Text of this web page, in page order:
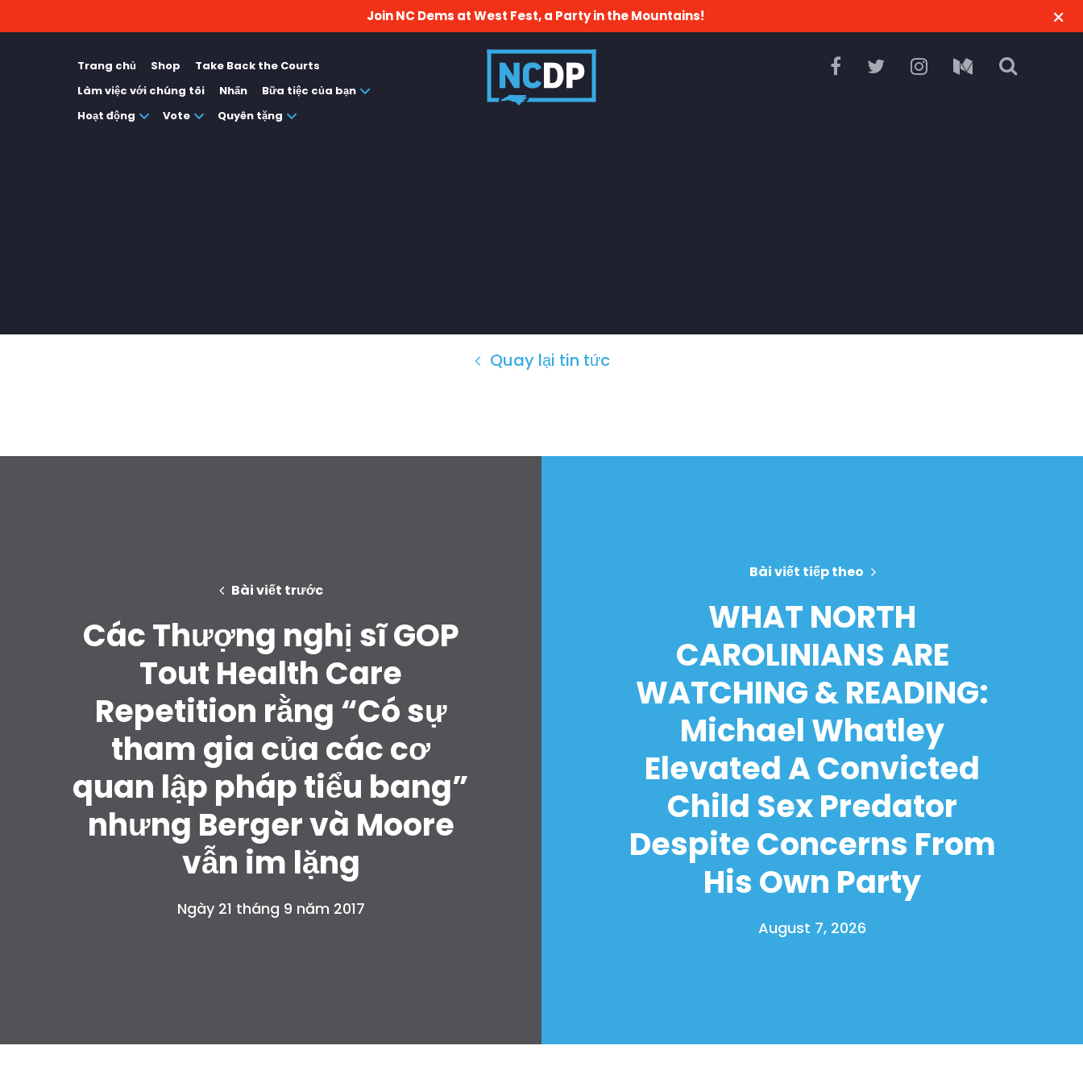
Join NC Dems at West Fest, a Party in the Mountains!
Trang chủ Shop
Take Back the Courts
Làm việc với chúng tôi
Nhấn
Bữa tiệc của bạn
Hoạt động
Vote Quyên tặng
Quay lại tin tức
Bài viết trước
Các Thượng nghị sĩ GOP
Tout Health Care
Repetition rằng “Có sự
tham gia của các cơ
quan lập pháp tiểu bang”
nhưng Berger và Moore
vẫn im lặng
Ngày 21 tháng 9 năm 2017
Bài viết tiếp theo
WHAT NORTH
CAROLINIANS ARE
WATCHING & READING:
Michael Whatley
Elevated A Convicted
Child Sex Predator
Despite Concerns From
His Own Party
August 7, 2026